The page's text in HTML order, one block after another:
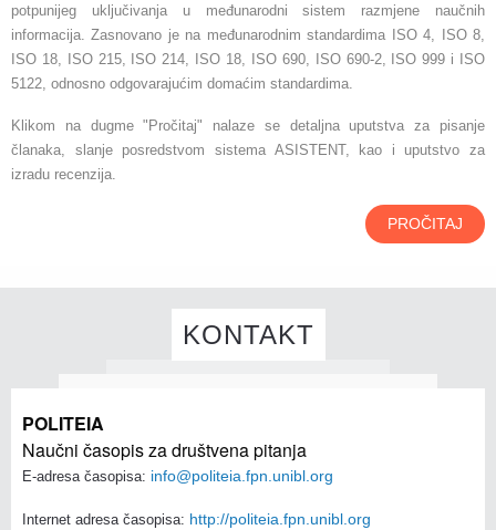
potpunijeg uključivanja u međunarodni sistem razmjene naučnih
informacija. Zasnovano je na međunarodnim standardima ISO 4, ISO 8,
ISO 18, ISO 215, ISO 214, ISO 18, ISO 690, ISO 690-2, ISO 999 i ISO
5122, odnosno odgovarajućim domaćim standardima.
Klikom na dugme "Pročitaj" nalaze se detaljna uputstva za pisanje
članaka, slanje posredstvom sistema ASISTENT, kao i uputstvo za
izradu recenzija.
PROČITAJ
KONTAKT
POLITEIA
Naučni časopis za društvena pitanja
E-adresa časopisa: info@politeia.fpn.unibl.org
Internet adresa časopisa: http://politeia.fpn.unibl.org